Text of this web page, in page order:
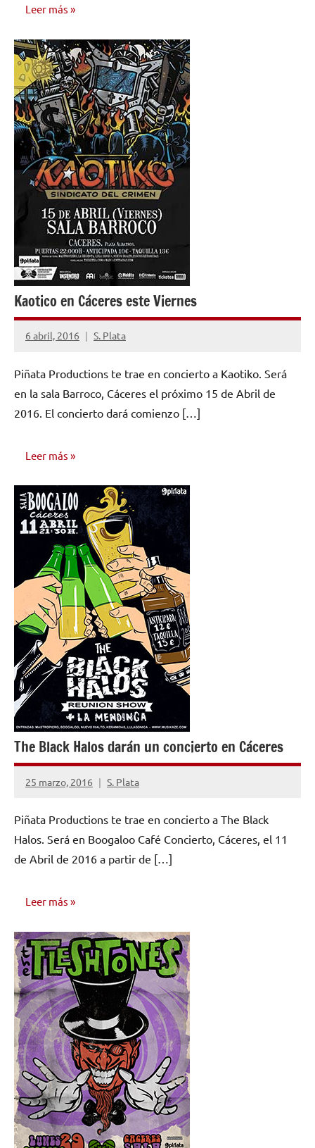
Leer más
NOTICIAS
Kaotico en Cáceres este Viernes
6 abril, 2016 S. Plata
1
Piñata Productions te trae en concierto a Kaotiko. Será
en la sala Barroco, Cáceres el próximo 15 de Abril de
2016. El concierto dará comienzo […]
Leer más
NOTICIAS
The Black Halos darán un concierto en Cáceres
25 marzo, 2016 S. Plata
No
comentarios
Piñata Productions te trae en concierto a The Black
Halos. Será en Boogaloo Café Concierto, Cáceres, el 11
de Abril de 2016 a partir de […]
Leer más
NOTICIAS